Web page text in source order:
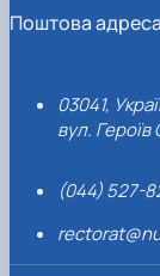
Поштова адреса
03041,
вул.
(044) 527-